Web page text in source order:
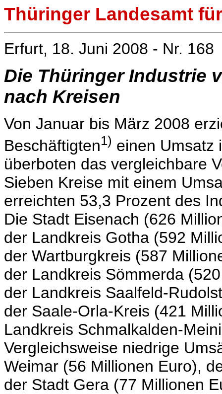
Thüringer Landesamt
Erfurt, 18. Juni 2008 - Nr. 168
Die Thüringer Industrie
nach Kreisen
Von Januar bis März 2008
Beschäftigten1) einen Umsatz
überboten das vergleichbare
Sieben Kreise mit einem
erreichten 53,3 Prozent des
Die Stadt Eisenach (626
der Landkreis Gotha (592
der Wartburgkreis (587
der Landkreis Sömmerda
der Landkreis Saalfeld-
der Saale-Orla-Kreis (421
Landkreis Schmalkalden-
Vergleichsweise niedrige
Weimar (56 Millionen Euro),
der Stadt Gera (77 Millionen